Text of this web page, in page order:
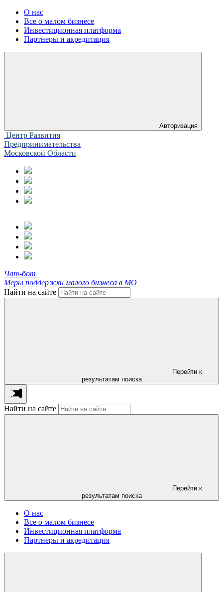
О нас
Все о малом бизнесе
Инвестиционная платформа
Партнеры и акредитация
Авторизация
Центр Развития
Предпринимательства
Московской Области
Чат-бот
Меры поддержки малого бизнеса в МО
Найти на сайте
Перейти к
результатам поиска
Найти на сайте
Перейти к
результатам поиска
О нас
Все о малом бизнесе
Инвестиционная платформа
Партнеры и акредитация